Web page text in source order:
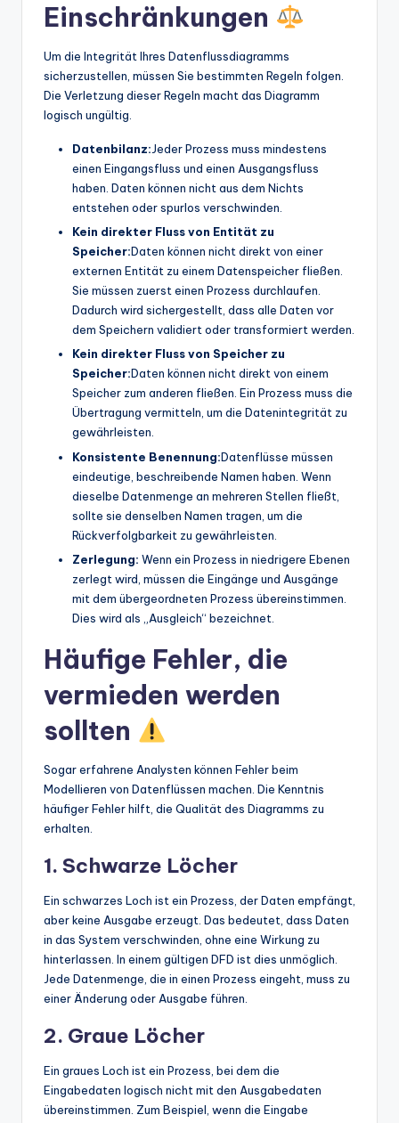
Einschränkungen
Um die Integrität Ihres Datenflussdiagramms
sicherzustellen, müssen Sie bestimmten Regeln folgen.
Die Verletzung dieser Regeln macht das Diagramm
logisch ungültig.
Datenbilanz:Jeder Prozess muss mindestens
einen Eingangsfluss und einen Ausgangsfluss
haben. Daten können nicht aus dem Nichts
entstehen oder spurlos verschwinden.
Kein direkter Fluss von Entität zu
Speicher:Daten können nicht direkt von einer
externen Entität zu einem Datenspeicher fließen.
Sie müssen zuerst einen Prozess durchlaufen.
Dadurch wird sichergestellt, dass alle Daten vor
dem Speichern validiert oder transformiert werden.
Kein direkter Fluss von Speicher zu
Speicher:Daten können nicht direkt von einem
Speicher zum anderen fließen. Ein Prozess muss die
Übertragung vermitteln, um die Datenintegrität zu
gewährleisten.
Konsistente Benennung:Datenflüsse müssen
eindeutige, beschreibende Namen haben. Wenn
dieselbe Datenmenge an mehreren Stellen fließt,
sollte sie denselben Namen tragen, um die
Rückverfolgbarkeit zu gewährleisten.
Zerlegung: Wenn ein Prozess in niedrigere Ebenen
zerlegt wird, müssen die Eingänge und Ausgänge
mit dem übergeordneten Prozess übereinstimmen.
Dies wird als „Ausgleich“ bezeichnet.
Häufige Fehler, die
vermieden werden
sollten
Sogar erfahrene Analysten können Fehler beim
Modellieren von Datenflüssen machen. Die Kenntnis
häufiger Fehler hilft, die Qualität des Diagramms zu
erhalten.
1. Schwarze Löcher
Ein schwarzes Loch ist ein Prozess, der Daten empfängt,
aber keine Ausgabe erzeugt. Das bedeutet, dass Daten
in das System verschwinden, ohne eine Wirkung zu
hinterlassen. In einem gültigen DFD ist dies unmöglich.
Jede Datenmenge, die in einen Prozess eingeht, muss zu
einer Änderung oder Ausgabe führen.
2. Graue Löcher
Ein graues Loch ist ein Prozess, bei dem die
Eingabedaten logisch nicht mit den Ausgabedaten
übereinstimmen. Zum Beispiel, wenn die Eingabe